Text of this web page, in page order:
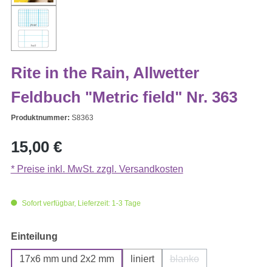
Rite in the Rain, Allwetter
Feldbuch "Metric field" Nr. 363
Produktnummer: S8363
Regulärer Preis:
15,00 €
* Preise inkl. MwSt. zzgl. Versandkosten
Sofort verfügbar, Lieferzeit: 1-3 Tage
Einteilungauswählen
17x6 mm und 2x2 mm liniert blanko